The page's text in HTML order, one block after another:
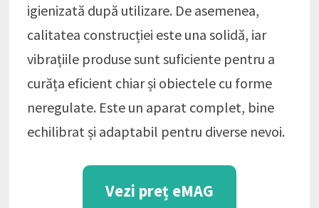
igienizată după utilizare. De asemenea,
calitatea construcției este una solidă, iar
vibrațiile produse sunt suficiente pentru a
curăța eficient chiar și obiectele cu forme
neregulate. Este un aparat complet, bine
echilibrat și adaptabil pentru diverse nevoi.
Vezi preț eMAG